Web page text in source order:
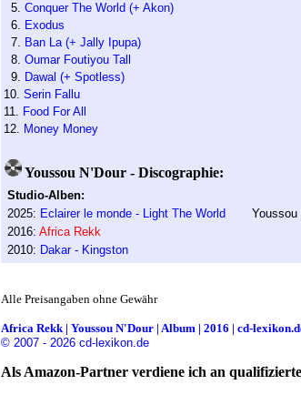
5. Conquer The World (+ Akon)
6. Exodus
7. Ban La (+ Jally Ipupa)
8. Oumar Foutiyou Tall
9. Dawal (+ Spotless)
10. Serin Fallu
11. Food For All
12. Money Money
Youssou N'Dour - Discographie:
Studio-Alben:
2025: Eclairer le monde - Light The World
Youssou
2016: Africa Rekk
2010: Dakar - Kingston
Alle Preisangaben ohne Gewähr
Africa Rekk | Youssou N'Dour | Album | 2016 | cd-
© 2007 - 2026 cd-lexikon.de
Als Amazon-Partner verdiene ich an